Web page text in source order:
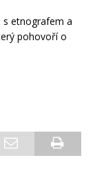
s etnografem a
pohovoří o